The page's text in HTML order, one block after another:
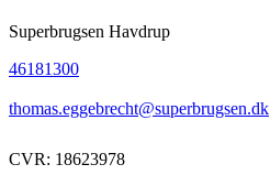
Superbrugsen Havdrup
46181300
thomas.eggebrecht@superbrugsen.dk
CVR: 18623978